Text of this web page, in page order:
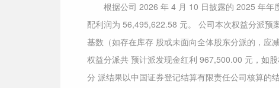
根据公司 2026 年 4 月 10 日披露的 2025 年
配利润为 56,495,622.58 元。 公司本次权益分派预
基数（如存在库存 股或未面向全体股东分派的，应
权益分派共 预计派发现金红利 967,500.00 元，如
分 派结果以中国证券登记结算有限责任公司核算的